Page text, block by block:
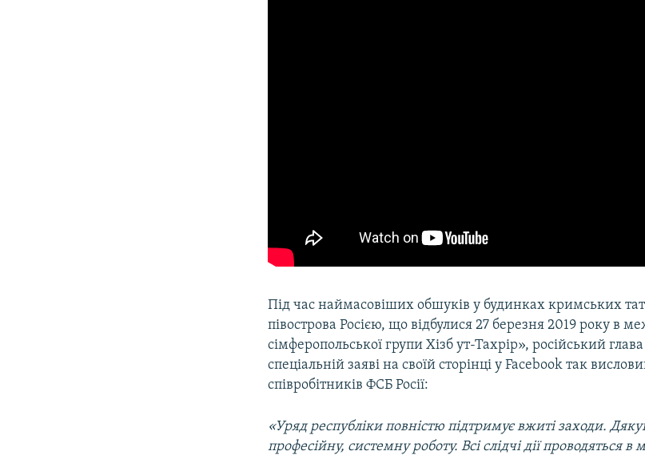
Під час наймасовіших обшуків у будинках кримських
півострова Росією, що відбулися 27 березня 2019 року в
сімферопольської групи Хізб ут-Тахрір», російський
спеціальній заяві на своїй сторінці у Facebook так
співробітників ФСБ Росії:
«Уряд республіки повністю підтримує вжиті заходи.
професійну, системну роботу. Всі слідчі дії проводяться